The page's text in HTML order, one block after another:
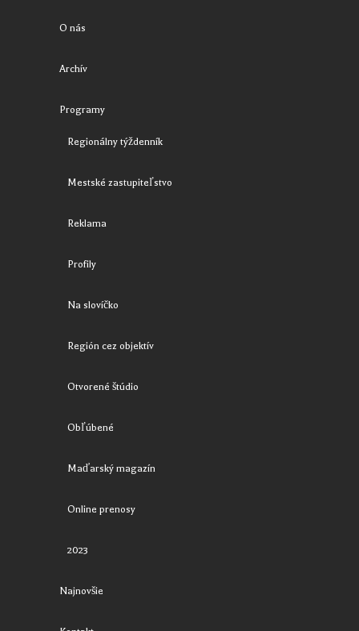
O nás
Archív
Programy
Regionálny týždenník
Mestské zastupiteľstvo
Reklama
Profily
Na slovíčko
Región cez objektív
Otvorené štúdio
Obľúbené
Maďarský magazín
Online prenosy
2023
Najnovšie